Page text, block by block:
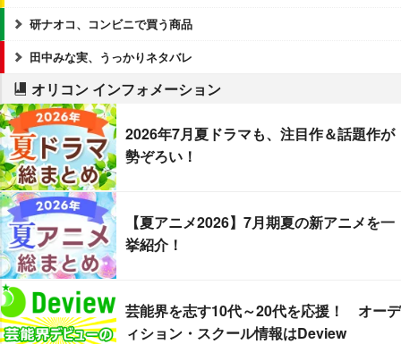
研ナオコ、コンビニで買う商品
田中みな実、うっかりネタバレ
オリコン インフォメーション
2026年7月夏ドラマも、注目作＆話題作が
勢ぞろい！
【夏アニメ2026】7月期夏の新アニメを一
挙紹介！
芸能界を志す10代～20代を応援！ オーデ
ィション・スクール情報はDeview